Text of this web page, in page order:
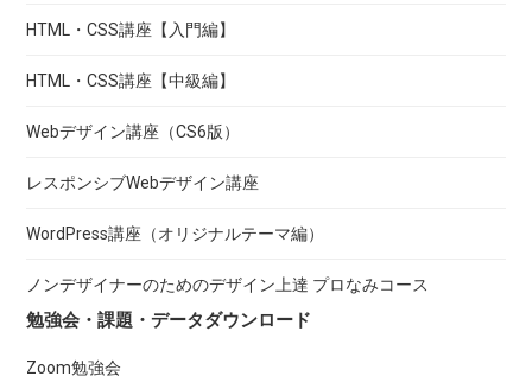
HTML・CSS講座【入門編】
HTML・CSS講座【中級編】
Webデザイン講座（CS6版）
レスポンシブWebデザイン講座
WordPress講座（オリジナルテーマ編）
ノンデザイナーのためのデザイン上達 プロなみコース
勉強会・課題・データダウンロード
Zoom勉強会